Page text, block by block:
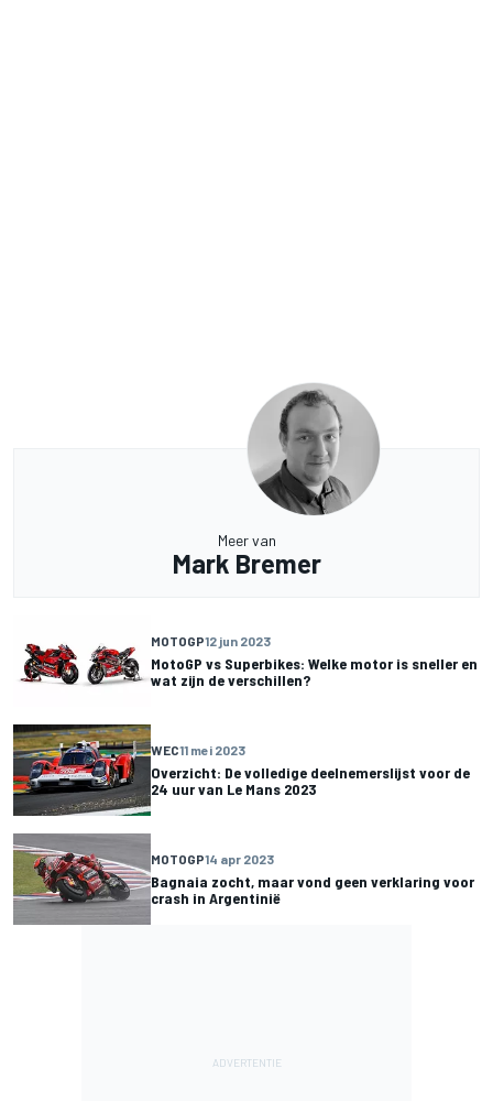
Meer van
Mark Bremer
MOTOGP12 jun 2023
MotoGP vs Superbikes: Welke motor is sneller en
wat zijn de verschillen?
WEC11 mei 2023
Overzicht: De volledige deelnemerslijst voor de
24 uur van Le Mans 2023
MOTOGP14 apr 2023
Bagnaia zocht, maar vond geen verklaring voor
crash in Argentinië